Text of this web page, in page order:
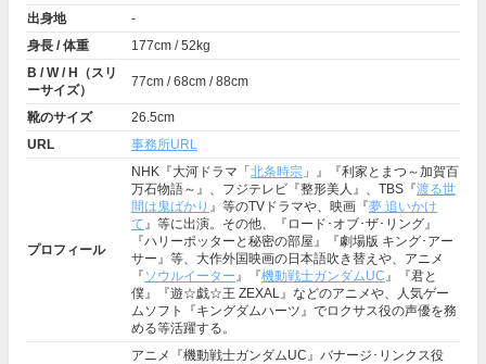
出身地
-
身長 / 体重
177cm / 52kg
B / W / H（スリ
ーサイズ）
77cm / 68cm / 88cm
靴のサイズ
26.5cm
URL
事務所URL
プロフィール
NHK『大河ドラマ「 北条時宗 」』『利家とまつ～加賀百
万石物語～』、フジテレビ『整形美人』、TBS『渡る世
間は鬼ばかり 』等のTVドラマや、映画『夢 追いかけ
て』等に出演。その他、『ロード･オブ･ザ･リング』
『ハリーポッターと秘密の部屋』『劇場版 キング･アー
サー』等、大作外国映画の日本語吹き替えや、アニメ
『ソウルイーター』『機動戦士ガンダムUC』『君と
僕』『遊☆戯☆王 ZEXAL』などのアニメや、人気ゲー
ムソフト『キングダムハーツ』でロクサス役の声優を務
める等活躍する。
アニメ『機動戦士ガンダムUC』バナージ･リンクス役